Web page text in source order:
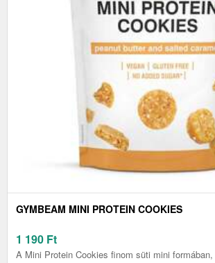
GYMBEAM MINI PROTEIN COOKIES
1 190 Ft
A Mini Protein Cookies finom süti mini